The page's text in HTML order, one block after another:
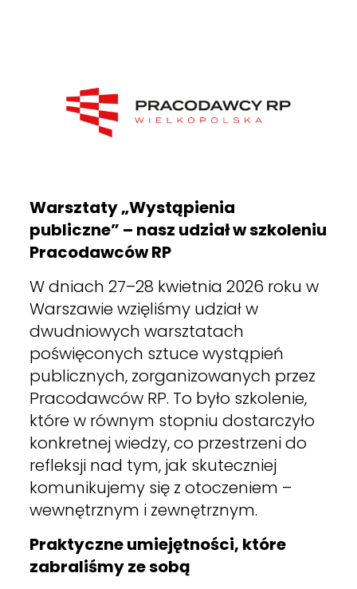
Warsztaty „Wystąpienia
publiczne” – nasz udział w szkoleniu
Pracodawców RP
W dniach 27–28 kwietnia 2026 roku w
Warszawie wzięliśmy udział w
dwudniowych warsztatach
poświęconych sztuce wystąpień
publicznych, zorganizowanych przez
Pracodawców RP. To było szkolenie,
które w równym stopniu dostarczyło
konkretnej wiedzy, co przestrzeni do
refleksji nad tym, jak skuteczniej
komunikujemy się z otoczeniem –
wewnętrznym i zewnętrznym.
Praktyczne umiejętności, które
zabraliśmy ze sobą